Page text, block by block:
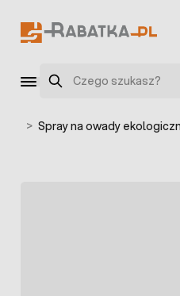
Szukaj
> Spray na owady